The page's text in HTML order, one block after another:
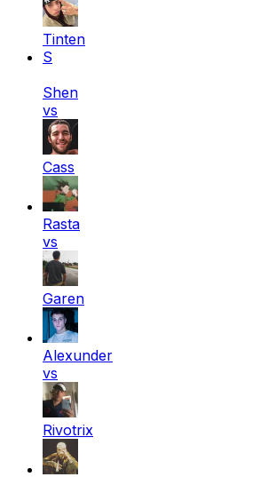
Tinten
S
Shen
vs
Cass
Rasta
vs
Garen
Alexunder
vs
Rivotrix